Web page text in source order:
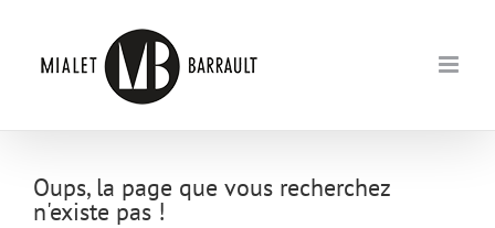
Oups, la page que vous recherchez
n'existe pas !